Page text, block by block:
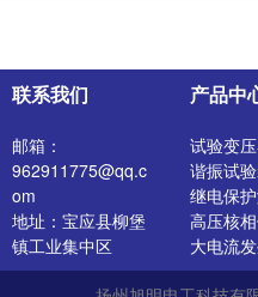
联系我们
邮箱：
962911775@qq.c
om
地址：宝应县柳堡
镇工业集中区
产品中
试验变
谐振试
继电保
高压核
大电流
开关特